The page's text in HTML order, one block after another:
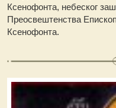
Ксенофонта, небеског
Преосвештенства
Ксенофонта.